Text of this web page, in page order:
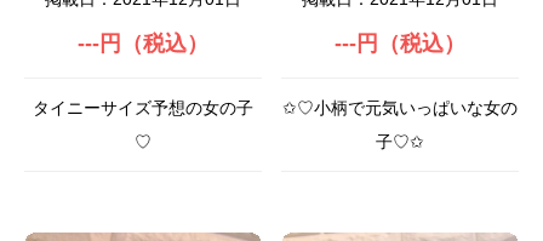
---円（税込）
タイニーサイズ予想の女の子
♡
---円（税込）
✩♡小柄で元気いっぱいな女の
子♡✩